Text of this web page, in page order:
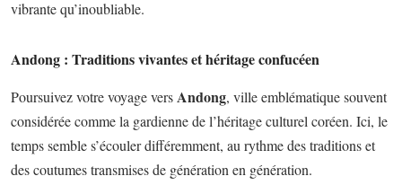
vibrante qu’inoubliable.
Andong : Traditions vivantes et héritage confucéen
Poursuivez votre voyage versAndong, ville emblématique souvent
considérée comme la gardienne de l’héritage culturel coréen. Ici, le
temps semble s’écouler différemment, au rythme des traditions et
des coutumes transmises de génération en génération.